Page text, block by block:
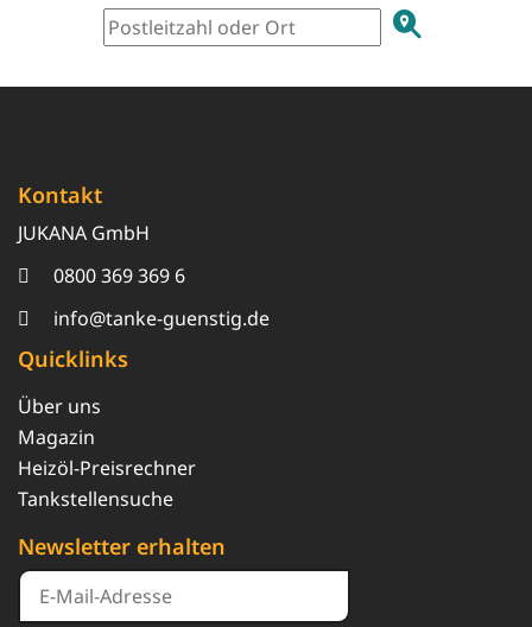
Kontakt
JUKANA GmbH
0800 369 369 6
info@tanke-guenstig.de
Quicklinks
Über uns
Magazin
Heizöl-Preisrechner
Tankstellensuche
Newsletter erhalten